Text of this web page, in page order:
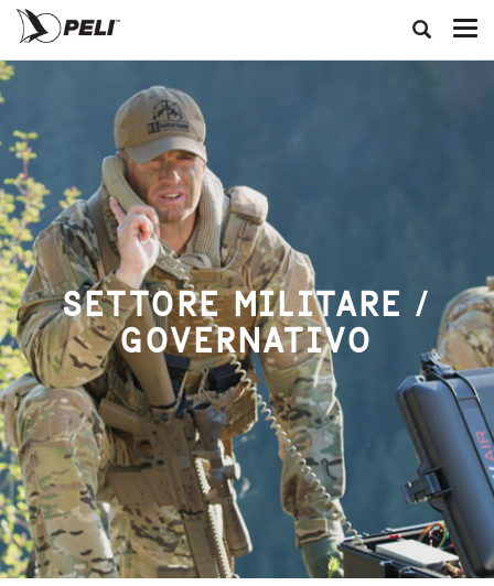
SETTORE MILITARE /
GOVERNATIVO